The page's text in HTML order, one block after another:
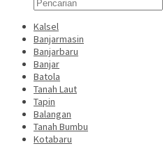
Kalsel
Banjarmasin
Banjarbaru
Banjar
Batola
Tanah Laut
Tapin
Balangan
Tanah Bumbu
Kotabaru